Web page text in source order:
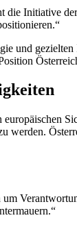
Initiative
und
werden.